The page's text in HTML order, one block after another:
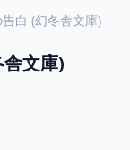
白 (幻冬舎文庫)
文庫)